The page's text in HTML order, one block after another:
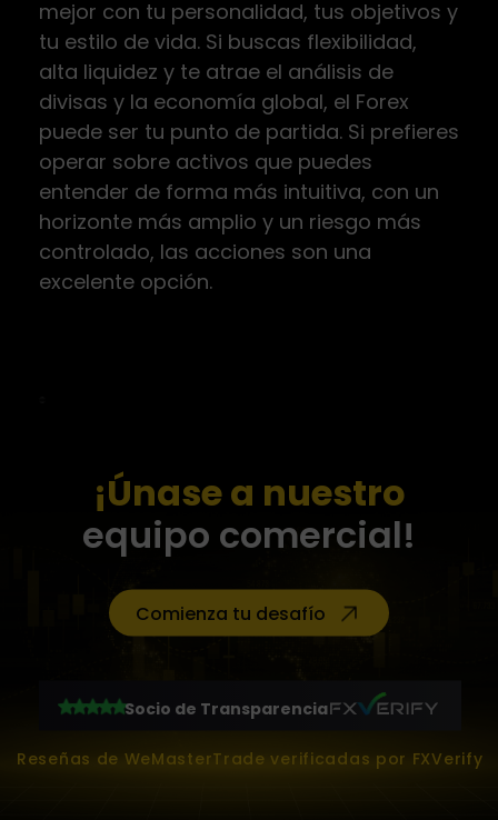
mejor con tu personalidad, tus objetivos y
tu estilo de vida. Si buscas flexibilidad,
alta liquidez y te atrae el análisis de
divisas y la economía global, el Forex
puede ser tu punto de partida. Si prefieres
operar sobre activos que puedes
entender de forma más intuitiva, con un
horizonte más amplio y un riesgo más
controlado, las acciones son una
excelente opción.
¡Únase a nuestro
equipo comercial!
Comienza tu desafío
Socio de Transparencia
Reseñas de WeMasterTrade verificadas por FXVerify